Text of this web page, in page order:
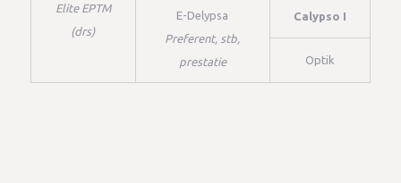
Elite EPTM
(drs)
E-Delypsa
Preferent, stb,
prestatie
Calypso I
Optik